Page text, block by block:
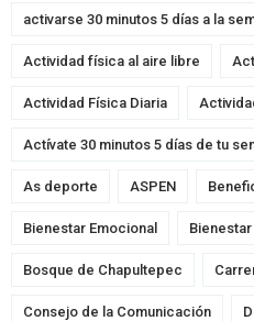
activarse 30 minutos 5 días a la
Actividad física al aire libre
Actividad Física Diaria
Actívate 30 minutos 5 días de tu
As deporte ASPEN
Bienestar Emocional
Bosque de Chapultepec
Consejo de la Comunicación